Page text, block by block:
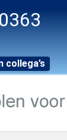
collega’s